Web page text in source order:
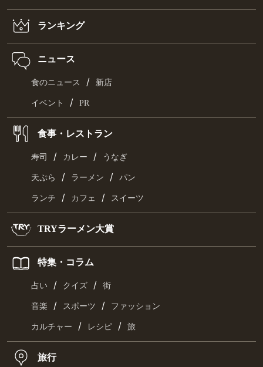
ランキング
ニュース
食のニュース / 新店
イベント / PR
食事・レストラン
寿司 / カレー / うなぎ
天ぷら / ラーメン / パン
ランチ / カフェ / スイーツ
TRYラーメン大賞
特集・コラム
占い / クイズ / 街
音楽 / スポーツ / ファッション
カルチャー / レシピ / 旅
旅行